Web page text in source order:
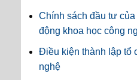
Chính sách đầu tư
động khoa học công
Điều kiện thành lập tổ
nghệ